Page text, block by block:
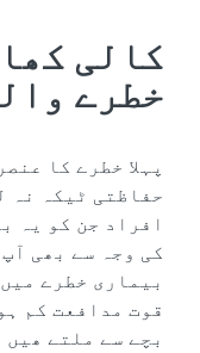
کالی
خطرے
پہلا خطرے کا
حفاظتی ٹیکہ نہ
افراد جن کو یہ
کی وجہ سے بھی
بیماری خطرے
قوت مدافعت کم
بچے سے ملتے